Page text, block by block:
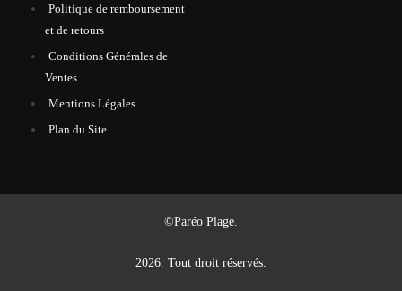
Politique de remboursement
et de retours
Conditions Générales de
Ventes
Mentions Légales
Plan du Site
©Paréo Plage.
2026. Tout droit réservés.